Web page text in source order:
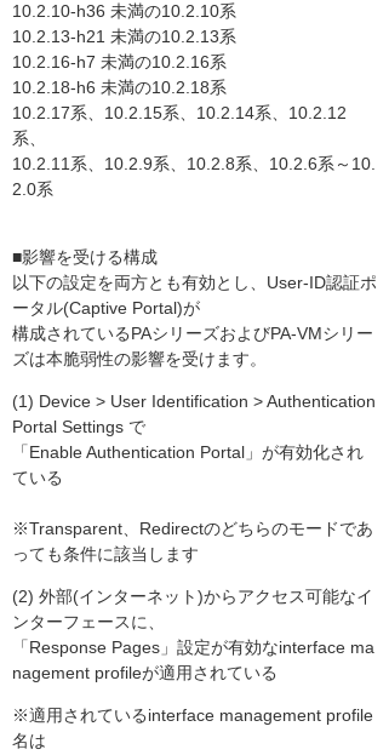
10.2.10-h36 未満の10.2.10系
10.2.13-h21 未満の10.2.13系
10.2.16-h7 未満の10.2.16系
10.2.18-h6 未満の10.2.18系
10.2.17系、10.2.15系、10.2.14系、10.2.12
系、
10.2.11系、10.2.9系、10.2.8系、10.2.6系～10.
2.0系
■影響を受ける構成
以下の設定を両方とも有効とし、User-ID認証ポ
ータル(Captive Portal)が
構成されているPAシリーズおよびPA-VMシリー
ズは本脆弱性の影響を受けます。
(1) Device > User Identification > Authentication
Portal Settings で
「Enable Authentication Portal」が有効化され
ている
※Transparent、Redirectのどちらのモードであ
っても条件に該当します
(2) 外部(インターネット)からアクセス可能なイ
ンターフェースに、
「Response Pages」設定が有効なinterface ma
nagement profileが適用されている
※適用されているinterface management profile
名は